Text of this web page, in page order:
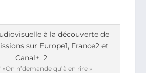
n’demande qu’à en rire »